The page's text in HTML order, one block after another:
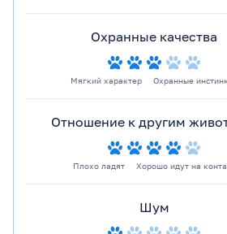
Охранные качества
Мягкий характер Охранные
Отношение к другим
Плохо ладят Хорошо идут на
Шум